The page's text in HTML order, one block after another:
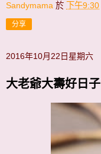
Sandymama 於 下午9:30
分享
2016年10月22日星期六
大老爺大壽好日子